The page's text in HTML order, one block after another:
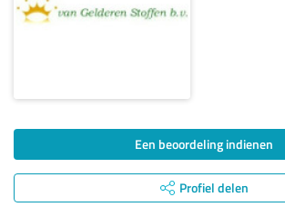
Een beoordeling indienen
Profiel delen